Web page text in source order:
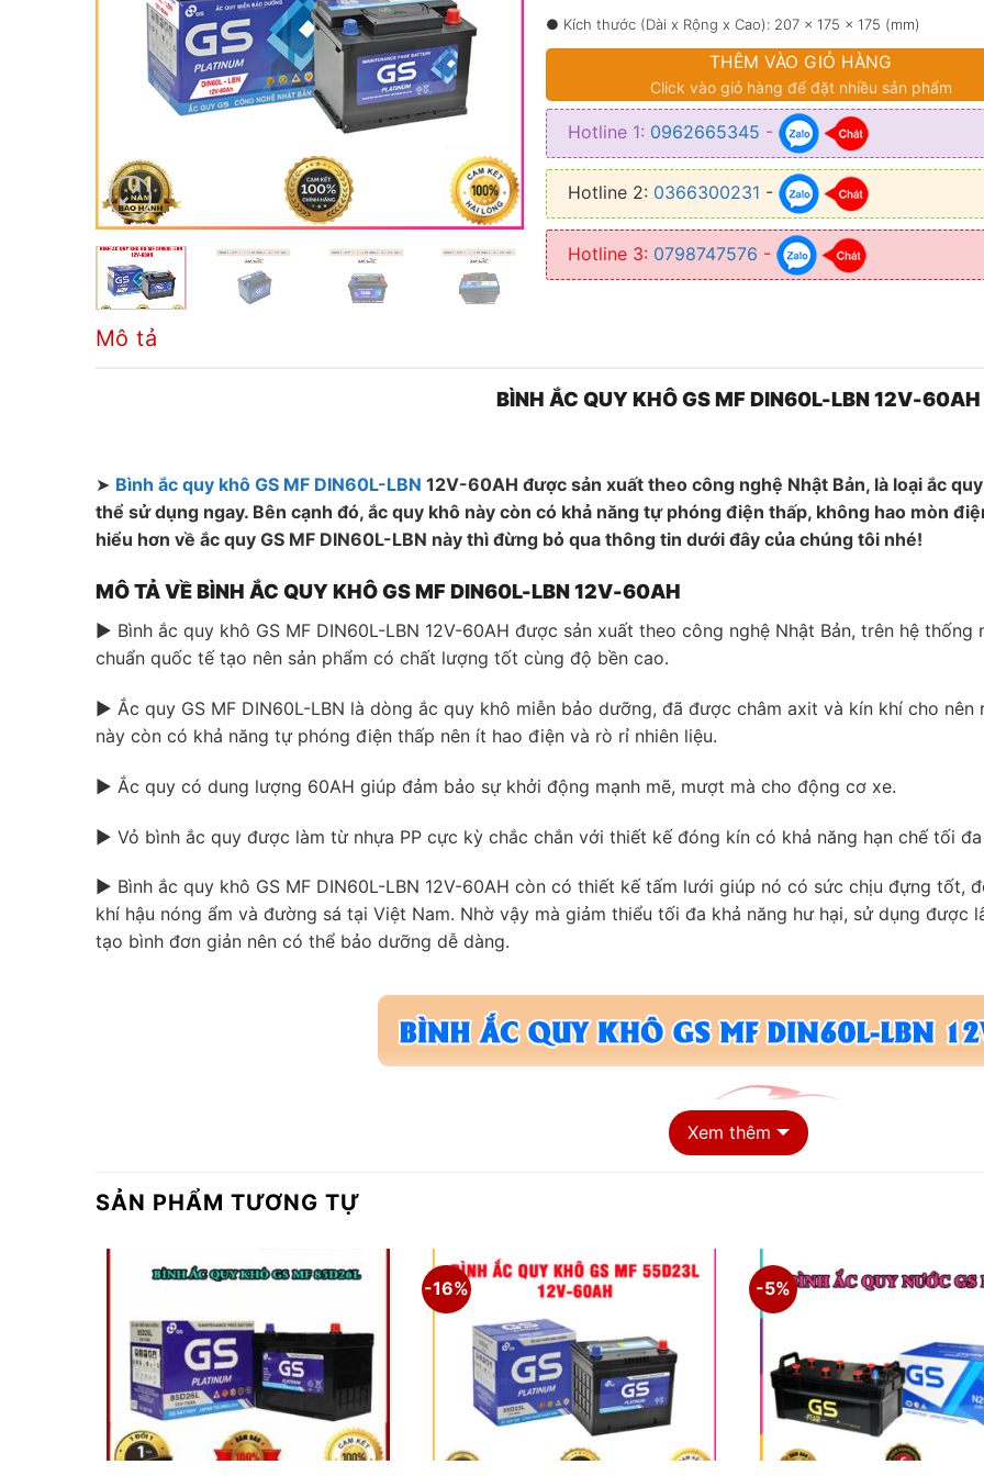
● Kích thước (Dài x Rộng x Cao): 207 x 175 x 175 (mm)
THÊM VÀO GIỎ HÀNG
Click vào giỏ hàng để đặt nhiều sản phẩm
Hotline 1: 0962665345 -
Hotline 2: 0366300231 -
Hotline 3: 0798747576 -
Mô tả
BÌNH ẮC QUY KHÔ GS MF DIN60L-LBN 12V-60AH
➤ Bình ắc quy khô GS MF DIN60L-LBN 12V-60AH được sản xuất theo công nghệ Nhật Bản, là loại ắc
thể sử dụng ngay. Bên cạnh đó, ắc quy khô này còn có khả năng tự phóng điện thấp, không hao mòn
hiểu hơn về ắc quy GS MF DIN60L-LBN này thì đừng bỏ qua thông tin dưới đây của chúng tôi nhé!
MÔ TẢ VỀ BÌNH ẮC QUY KHÔ GS MF DIN60L-LBN 12V-60AH
▶ Bình ắc quy khô GS MF DIN60L-LBN 12V-60AH được sản xuất theo công nghệ Nhật Bản, trên hệ
chuẩn quốc tế tạo nên sản phẩm có chất lượng tốt cùng độ bền cao.
▶ Ắc quy GS MF DIN60L-LBN là dòng ắc quy khô miễn bảo dưỡng, đã được châm axit và kín khí cho
này còn có khả năng tự phóng điện thấp nên ít hao điện và rò rỉ nhiên liệu.
▶ Ắc quy có dung lượng 60AH giúp đảm bảo sự khởi động mạnh mẽ, mượt mà cho động cơ xe.
▶ Vỏ bình ắc quy được làm từ nhựa PP cực kỳ chắc chắn với thiết kế đóng kín có khả năng hạn chế tối
▶ Bình ắc quy khô GS MF DIN60L-LBN 12V-60AH còn có thiết kế tấm lưới giúp nó có sức chịu đựng tốt,
khí hậu nóng ẩm và đường sá tại Việt Nam. Nhờ vậy mà giảm thiểu tối đa khả năng hư hại, sử dụng
tạo bình đơn giản nên có thể bảo dưỡng dễ dàng.
Xem thêm
SẢN PHẨM TƯƠNG TỰ
-16% -5%